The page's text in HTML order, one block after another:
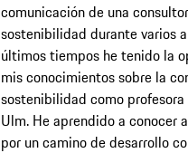
comunicación de una
sostenibilidad durante varios
últimos tiempos he tenido la
mis conocimientos sobre la
sostenibilidad como
Ulm. He aprendido a conocer
por un camino de desarrollo